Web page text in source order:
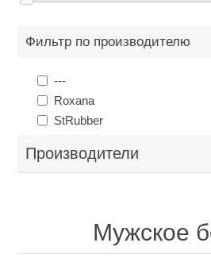
Фильтр по производителю
---
Roxana
StRubber
Производители
Мужское